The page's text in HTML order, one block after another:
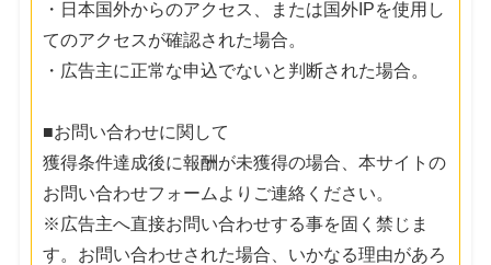
・日本国外からのアクセス、または国外IPを使用し
てのアクセスが確認された場合。
・広告主に正常な申込でないと判断された場合。
■お問い合わせに関して
獲得条件達成後に報酬が未獲得の場合、本サイトの
お問い合わせフォームよりご連絡ください。
※広告主へ直接お問い合わせする事を固く禁じま
す。お問い合わせされた場合、いかなる理由があろ